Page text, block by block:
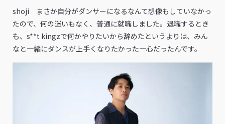
shoji まさか自分がダンサーになるなんて想像もしていなかっ
たので、何の迷いもなく、普通に就職しました。退職するとき
も、s**t kingzで何かやりたいから辞めたというよりは、みん
なと一緒にダンスが上手くなりたかった一心だったんです。